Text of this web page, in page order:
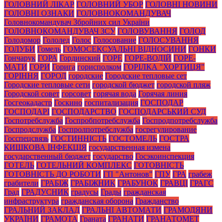
ГОЛОВНИЙ ЛІКАР ГОЛОВНИЙ УБОР ГОЛОВНІ НОВИНИ
ГОЛОВНІ ОЗНАКИ ГОЛОВНОКОМАНДУВАЧ
Головнокомандувач Збройних сил України
ГОЛОВНОКОМАНДУВАЧ ЗСУ ГОЛОВУВАННЯ ГОЛОД
Голодомор Гололед Голос Голосование ГОЛОСУВАННЯ
ГОЛУБИ Гомель ГОМОСЕКСУАЛЬНІ ВІДНОСИНИ ГОНКИ
Гончарук ГОРА Гординский ГОРЕ ГОРЕ-ВОДІЙ ГОРЕ-
МАТИ ГОРИ Горига горисполком ГОРІЛКА "ХОРТИЦЯ"
ГОРІННЯ ГОРОД городские Городские тепловые сет
Городские тепловые сети городской бюджет городской пляж
Городской совет горсовет горячая вода Горячая линия
Госгеокадастр Госкино госпитализация ГОСПОДАР
ГОСПОДАРІ ГОСПОДАРСТВО ГОСПОДАРСЬКИЙ СУД
Госпотребслужба Госпробпотребслужба Госпродпотребслужба
Госпродслужба Госпролпотребслужба госрегулирование
Госспецсвязь ГОСТИННІСТЬ ГОСТОМЕЛЬ ГОСТРА
КИШКОВА ІНФЕКЦІЯ государственная измена
государственный бюджет государство Госэкоинспекция
ГОТЕЛЬ ГОТЕЛЬНИЙ КОМПЛЕКС ГОТОВНІСТЬ
ГОТОВНІСТЬ ДО РОБОТИ ГП "Антонов" ГПУ ГРА грабеж
грабители ГРАБІЖ ГРАБІЖНИК ГРАБУНОК ГРАВЦІ ГРАГС
Град ГРАДУСНИК градусы Грады гражданская
инфраструктура гражданская оборона Гражданство
ГРАЛЬНИЙ ЗАКЛАД ГРАЛЬНІ АВТОМАТИ ГРАМОДЯНИ
УКРАЇНИ ГРАМОТА Граната ГРАНАТИ ГРАНАТОМЕТ